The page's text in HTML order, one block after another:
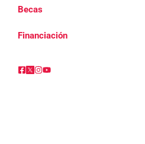
Becas
Financiación